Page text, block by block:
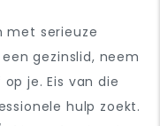
met serieuze
gezinslid, neem
je. Eis van die
hulp zoekt.